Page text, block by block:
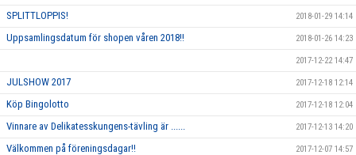
SPLITTLOPPIS! 2018-01-29 14:14
Uppsamlingsdatum för shopen våren 2018!! 2018-01-26 14:23
2017-12-22 14:47
JULSHOW 2017 2017-12-18 12:14
Köp Bingolotto 2017-12-18 12:04
Vinnare av Delikatesskungens-tävling är ...... 2017-12-13 14:20
Välkommen på föreningsdagar!! 2017-12-07 14:57